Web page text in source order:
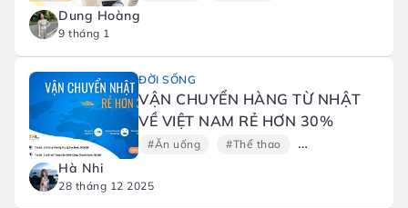
Dung Hoàng
9 tháng 1
ĐỜI SỐNG
VẬN CHUYỂN HÀNG TỪ NHẬT
VỀ VIỆT NAM RẺ HƠN 30%
#Ăn uống #Thể thao #Xem phim
Hà Nhi
28 tháng 12 2025